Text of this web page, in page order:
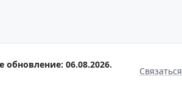
обновление: 06.08.2026.
Связаться